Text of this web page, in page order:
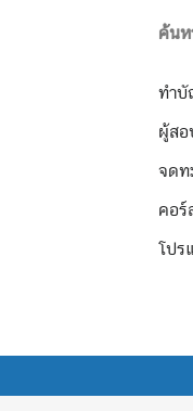
ค้น
ทำ
ผู้ส
จดท
คอร์
โปร